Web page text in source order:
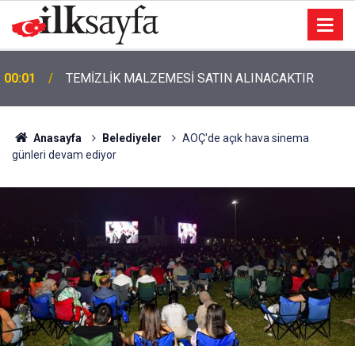
00:01 TEMİZLİK MALZEMESİ SATIN ALINACAKTIR
Anasayfa Belediyeler
AOÇ'de açık hava sinema
günleri devam ediyor